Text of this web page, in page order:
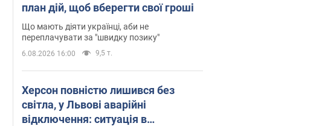
план дій, щоб вберегти свої гроші
Що мають діяти українці, аби не
переплачувати за "швидку позику"
6.08.2026 16:00 9,5 т.
Херсон повністю лишився без
світла, у Львові аварійні
відключення: ситуація в